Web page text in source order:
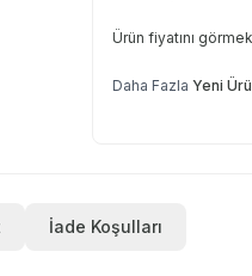
Ürün fiyatını
Daha Fazla Yeni
İade Koşulları